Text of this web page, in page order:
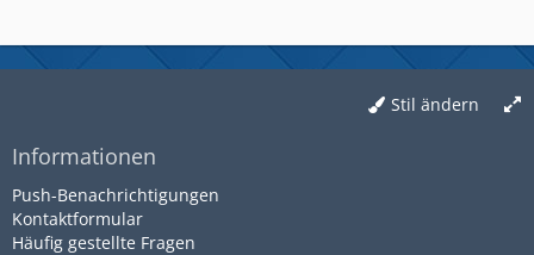
Stil ändern
Informationen
Push-Benachrichtigungen
Kontaktformular
Häufig gestellte Fragen